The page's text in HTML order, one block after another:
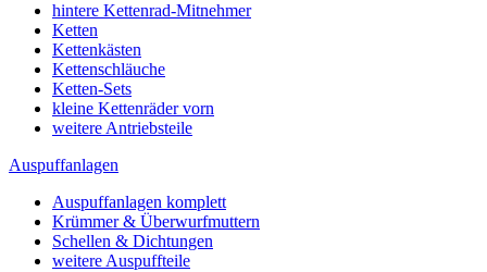
hintere Kettenrad-Mitnehmer
Ketten
Kettenkästen
Kettenschläuche
Ketten-Sets
kleine Kettenräder vorn
weitere Antriebsteile
Auspuffanlagen
Auspuffanlagen komplett
Krümmer & Überwurfmuttern
Schellen & Dichtungen
weitere Auspuffteile